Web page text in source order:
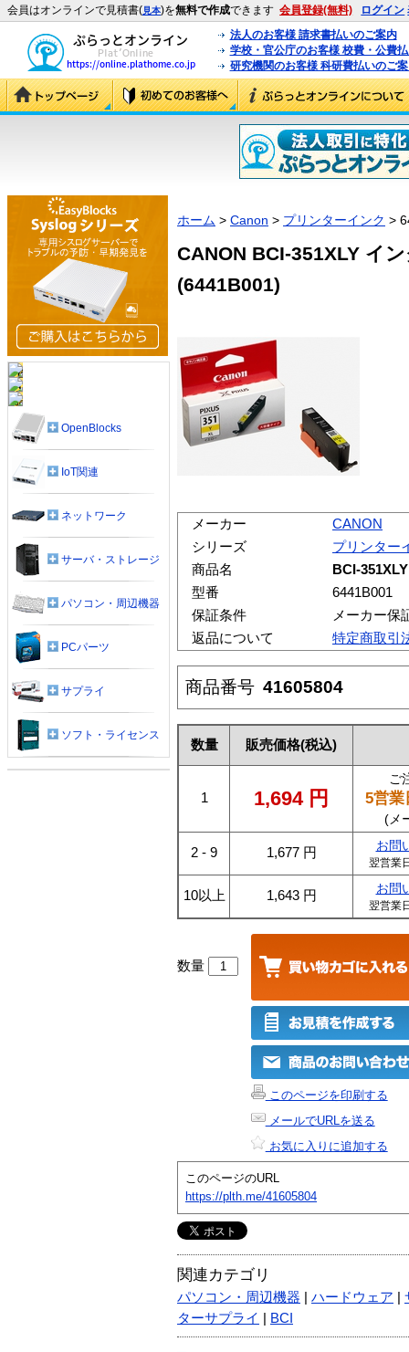
会員はオンラインで見積書(見本)を無料で作成できます 会員登録(無料) ログイン
法人のお客様 請求書払いのご案内
学校・官公庁のお客様 校費・公費
研究機関のお客様 科研費払いのご
ホーム > Canon > プリンターインク >
CANON BCI-351XLY イ
(6441B001)
メーカー
CANON
シリーズ
プリンター
商品名
BCI-
型番
6441B001
保証条件
メーカー保
返品について
特定商取引
商品番号 41605804
数量 販売価格(税込)
1 1,694 円
ご
5営業
(メ
2 - 9 1,677 円 お問
翌営業
10以上 1,643 円 お問
翌営業
数量
このページを印刷する
メールでURLを送る
お気に入りに追加する
このページのURL
https://plth.me/41605804
関連カテゴリ
パソコン・周辺機器 ハードウェア
ターサプライ
BCI
OpenBlocks
IoT関連
ネットワーク
サーバ・ストレージ
パソコン・周辺機器
PCパーツ
サプライ
ソフト・ライセンス